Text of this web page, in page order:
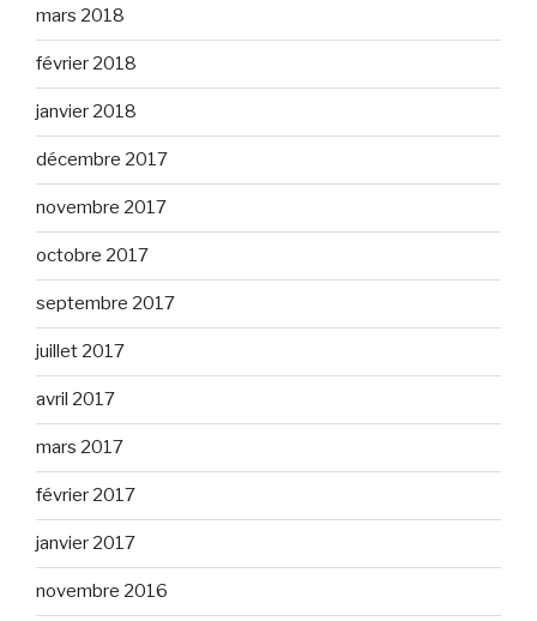
mars 2018
février 2018
janvier 2018
décembre 2017
novembre 2017
octobre 2017
septembre 2017
juillet 2017
avril 2017
mars 2017
février 2017
janvier 2017
novembre 2016